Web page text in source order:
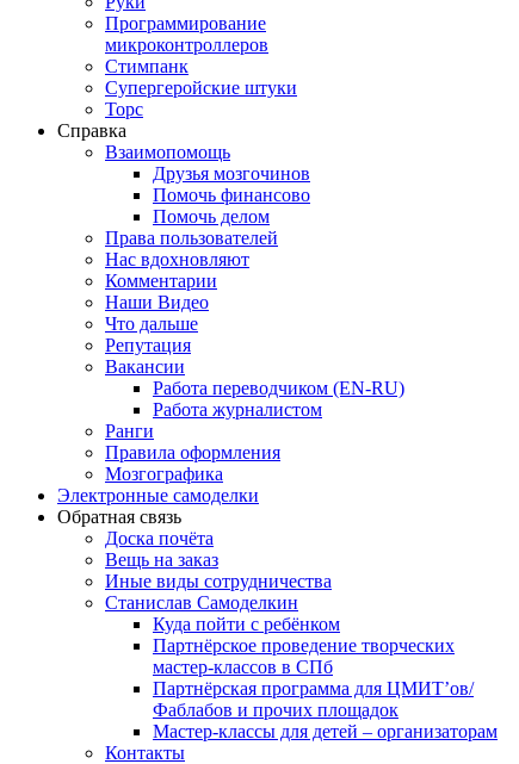
Программирование
микроконтроллеров
Стимпанк
Супергеройские штуки
Торс
Справка
Взаимопомощь
Друзья мозгочинов
Помочь финансово
Помочь делом
Права пользователей
Нас вдохновляют
Комментарии
Наши Видео
Что дальше
Репутация
Вакансии
Работа переводчиком (EN-RU)
Работа журналистом
Ранги
Правила оформления
Мозгографика
Электронные самоделки
Обратная связь
Доска почёта
Вещь на заказ
Иные виды сотрудничества
Станислав Самоделкин
Куда пойти с ребёнком
Партнёрское проведение творческих
мастер-классов в СПб
Партнёрская программа для ЦМИТ’ов/
Фаблабов и прочих площадок
Мастер-классы для детей – организаторам
Контакты